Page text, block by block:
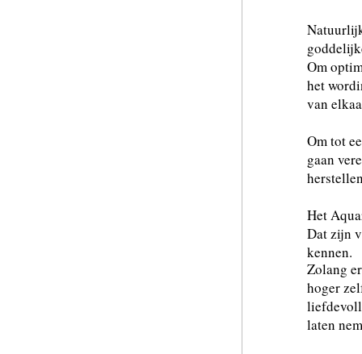
Om
het
van
Om tot
gaan
Het
Dat zijn
kennen.
Zolang
hoger
laten